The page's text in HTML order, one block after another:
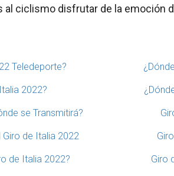
ciclismo disfrutar de la emoción
Teledeporte?
2022?
se Transmitirá?
de Italia 2022
de Italia 2022? Giro